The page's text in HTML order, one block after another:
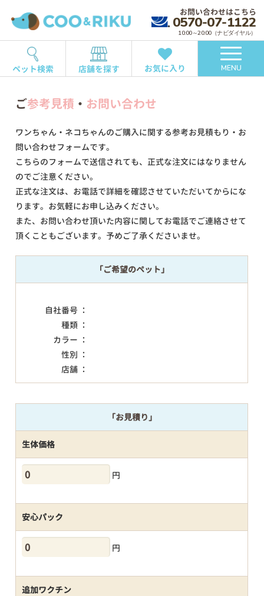
お問い合わせはこちら
0570-07-1122
10:00～20:00（ナビダイヤル）
ペット検索 店舗を探す お気に入り MENU
ご参考見積 ・ お問い合わせ
ワンちゃん・ネコちゃんのご購入に関する参考お見積もり・お
問い合わせフォームです。
こちらのフォームで送信されても、正式な注文にはなりません
のでご注意ください。
正式な注文は、お電話で詳細を確認させていただいてからにな
ります。お気軽にお申し込みください。
また、お問い合わせ頂いた内容に関してお電話でご連絡させて
頂くこともございます。予めご了承くださいませ。
「ご希望のペット」
自社番号 ：
種類 ：
カラー ：
性別 ：
店舗 ：
「お見積り」
生体価格
円
安心パック
円
追加ワクチン